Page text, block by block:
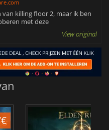
killing floor 2, maar ik ben
met deze
View original
€